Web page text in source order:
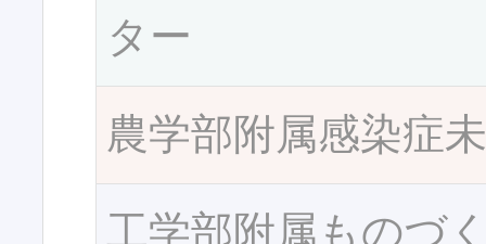
ター
農学部附属感染症
工学部附属ものづ